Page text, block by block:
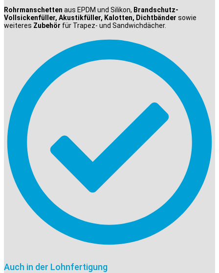
Rohrmanschetten aus EPDM und Silikon, Brandschutz-
Vollsickenfüller, Akustikfüller, Kalotten, Dichtbänder sowie
weiteres Zubehör für Trapez- und Sandwichdächer.
Auch in der Lohnfertigung